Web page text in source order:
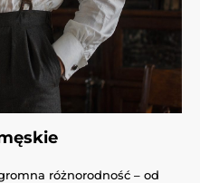
różnorodność – od